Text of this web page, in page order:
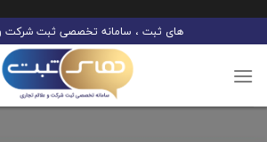
to
content
های ثبت ، سامانه تخصصی ثبت شرکت